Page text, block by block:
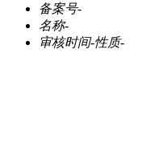
备案号-
名称-
审核时间-性质-